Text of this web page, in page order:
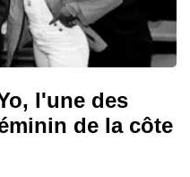
l'une des
de la côte